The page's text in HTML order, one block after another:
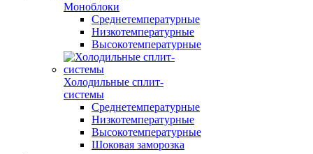
Моноблоки
Среднетемпературные
Низкотемпературные
Высокотемпературные
Холодильные сплит-
системы
Среднетемпературные
Низкотемпературные
Высокотемпературные
Шоковая заморозка